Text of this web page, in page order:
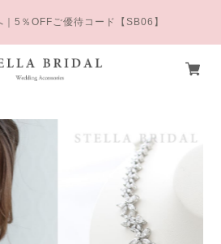
5％OFFご優待コード【SB06】